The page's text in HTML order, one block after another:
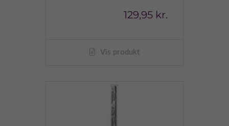
129,95 kr.
Vis produkt